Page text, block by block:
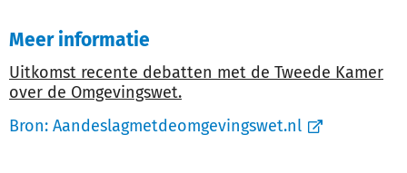
Meer informatie
Uitkomst recente debatten met de Tweede Kamer
over de Omgevingswet.
Bron: Aandeslagmetdeomgevingswet.nl